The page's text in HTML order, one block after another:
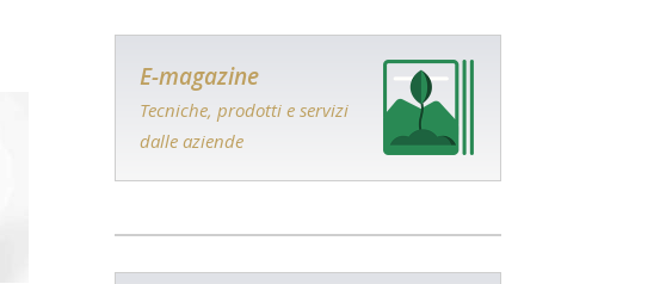
E-magazine
Tecniche, prodotti e servizi
dalle aziende